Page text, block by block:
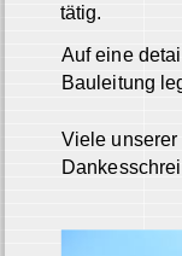
tätig.
Auf eine
Bauleitung
Viele